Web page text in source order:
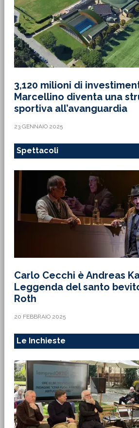
3,120 milioni di
Marcellino diventa una
sportiva all’avanguardia
23 GENNAIO 2025
Spettacoli
Carlo Cecchi è Andreas
Leggenda del santo
Roth
20 FEBBRAIO 2025
Le Inchieste